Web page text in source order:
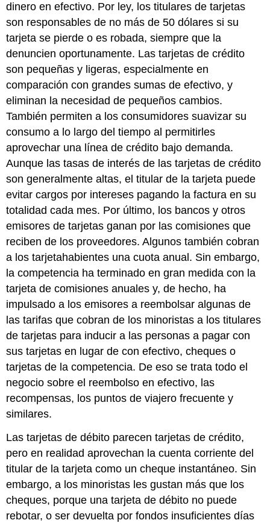
dinero en efectivo. Por ley, los titulares de tarjetas
son responsables de no más de 50 dólares si su
tarjeta se pierde o es robada, siempre que la
denuncien oportunamente. Las tarjetas de crédito
son pequeñas y ligeras, especialmente en
comparación con grandes sumas de efectivo, y
eliminan la necesidad de pequeños cambios.
También permiten a los consumidores suavizar su
consumo a lo largo del tiempo al permitirles
aprovechar una línea de crédito bajo demanda.
Aunque las tasas de interés de las tarjetas de crédito
son generalmente altas, el titular de la tarjeta puede
evitar cargos por intereses pagando la factura en su
totalidad cada mes. Por último, los bancos y otros
emisores de tarjetas ganan por las comisiones que
reciben de los proveedores. Algunos también cobran
a los tarjetahabientes una cuota anual. Sin embargo,
la competencia ha terminado en gran medida con la
tarjeta de comisiones anuales y, de hecho, ha
impulsado a los emisores a reembolsar algunas de
las tarifas que cobran de los minoristas a los titulares
de tarjetas para inducir a las personas a pagar con
sus tarjetas en lugar de con efectivo, cheques o
tarjetas de la competencia. De eso se trata todo el
negocio sobre el reembolso en efectivo, las
recompensas, los puntos de viajero frecuente y
similares.
Las tarjetas de débito parecen tarjetas de crédito,
pero en realidad aprovechan la cuenta corriente del
titular de la tarjeta como un cheque instantáneo. Sin
embargo, a los minoristas les gustan más que los
cheques, porque una tarjeta de débito no puede
rebotar, o ser devuelta por fondos insuficientes días